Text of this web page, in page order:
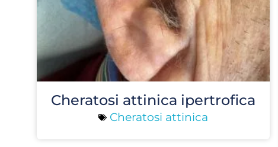
Cheratosi attinica ipertrofica
Cheratosi attinica